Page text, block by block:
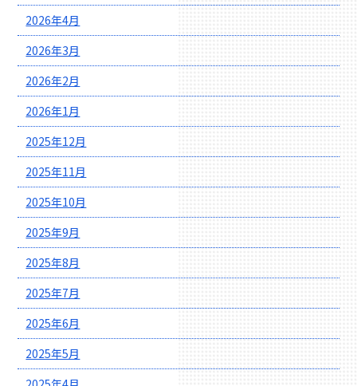
2026年4月
2026年3月
2026年2月
2026年1月
2025年12月
2025年11月
2025年10月
2025年9月
2025年8月
2025年7月
2025年6月
2025年5月